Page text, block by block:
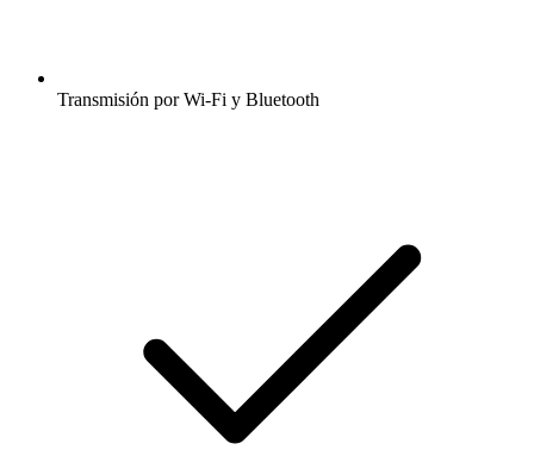
Transmisión por Wi-Fi y Bluetooth